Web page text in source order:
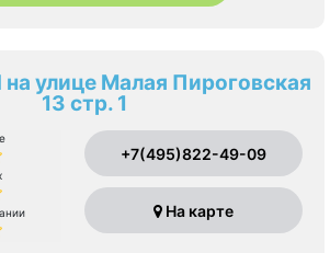
улице Малая Пироговская
13 стр. 1
+7(495)822-49-09
На карте